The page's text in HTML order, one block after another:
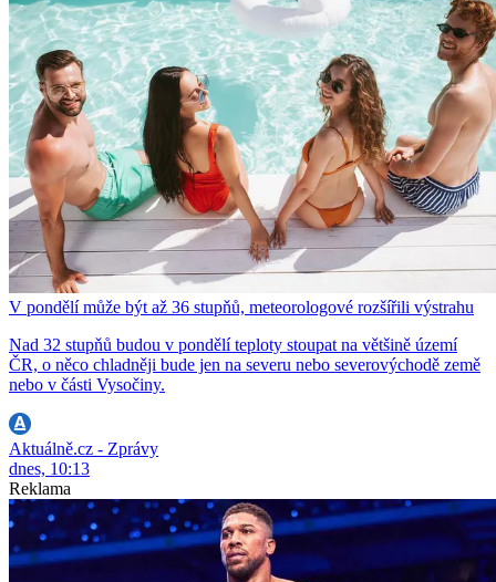
V pondělí může být až 36 stupňů, meteorologové rozšířili výstrahu
Nad 32 stupňů budou v pondělí teploty stoupat na většině území
ČR, o něco chladněji bude jen na severu nebo severovýchodě země
nebo v části Vysočiny.
Aktuálně.cz - Zprávy
dnes, 10:13
Reklama